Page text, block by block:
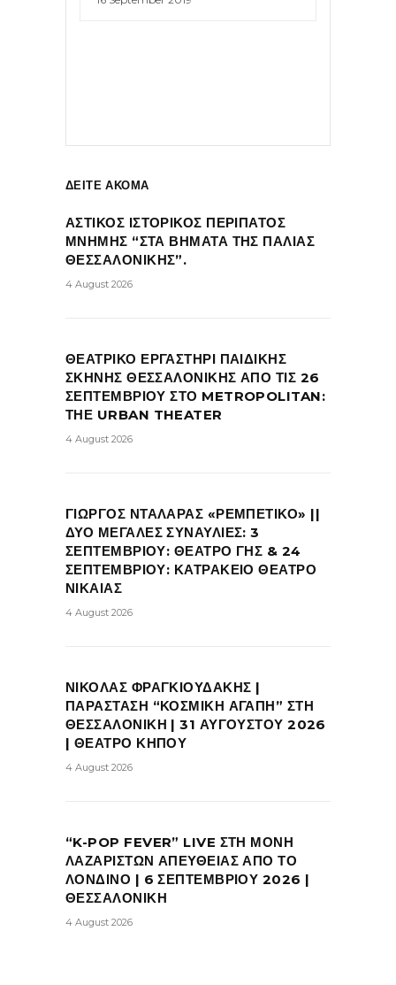
ΔΕΙΤΕ ΑΚΟΜΑ
ΑΣΤΙΚΟΣ ΙΣΤΟΡΙΚΟΣ ΠΕΡΙΠΑΤΟΣ
ΜΝΗΜΗΣ “ΣΤΑ ΒΗΜΑΤΑ ΤΗΣ ΠΑΛΙΑΣ
ΘΕΣΣΑΛΟΝΙΚΗΣ”.
4 August 2026
ΘΕΑΤΡΙΚΟ ΕΡΓΑΣΤΗΡΙ ΠΑΙΔΙΚΗΣ
ΣΚΗΝΗΣ ΘΕΣΣΑΛΟΝΙΚΗΣ ΑΠΟ ΤΙΣ 26
ΣΕΠΤΕΜΒΡΙΟΥ ΣΤΟ METROPOLITAN:
ΤΗΕ URBAN THEATER
4 August 2026
ΓΙΩΡΓΟΣ ΝΤΑΛΑΡΑΣ «ΡΕΜΠΕΤΙΚΟ» ||
ΔΥΟ ΜΕΓΑΛΕΣ ΣΥΝΑΥΛΙΕΣ: 3
ΣΕΠΤΕΜΒΡΙΟΥ: ΘΕΑΤΡΟ ΓΗΣ & 24
ΣΕΠΤΕΜΒΡΙΟΥ: ΚΑΤΡΑΚΕΙΟ ΘΕΑΤΡΟ
ΝΙΚΑΙΑΣ
4 August 2026
ΝΙΚΟΛΑΣ ΦΡΑΓΚΙΟΥΔΑΚΗΣ |
ΠΑΡΑΣΤΑΣΗ “ΚΟΣΜΙΚΗ ΑΓΑΠΗ” ΣΤΗ
ΘΕΣΣΑΛΟΝΙΚΗ | 31 ΑΥΓΟΥΣΤΟΥ 2026
| ΘΕΑΤΡΟ ΚΗΠΟΥ
4 August 2026
“K-POP FEVER” LIVE ΣΤΗ ΜΟΝΗ
ΛΑΖΑΡΙΣΤΩΝ ΑΠΕΥΘΕΙΑΣ ΑΠΟ ΤΟ
ΛΟΝΔΙΝΟ | 6 ΣΕΠΤΕΜΒΡΙΟΥ 2026 |
ΘΕΣΣΑΛΟΝΙΚΗ
4 August 2026